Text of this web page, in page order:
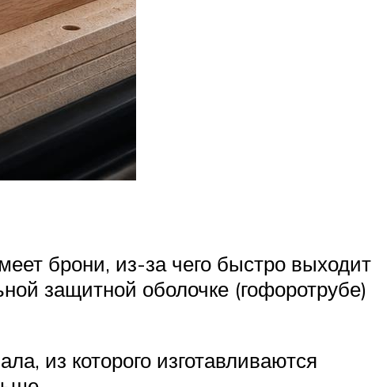
брони, из-за чего быстро выходит
защитной оболочке (гофоротрубе)
из которого изготавливаются